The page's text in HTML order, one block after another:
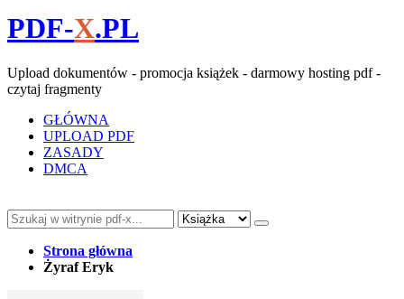
PDF-X.PL
Upload dokumentów - promocja książek - darmowy hosting pdf -
czytaj fragmenty
GŁÓWNA
UPLOAD PDF
ZASADY
DMCA
Strona główna
Żyraf Eryk